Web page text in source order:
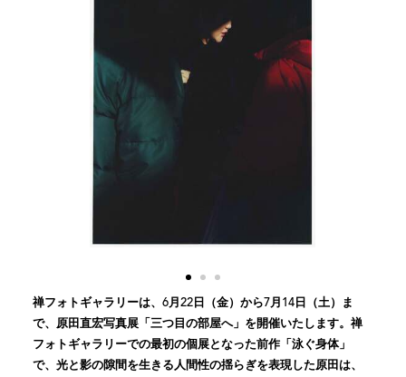
禅フォトギャラリーは、6月22日（金）から7月14日（土）ま
で、原田直宏写真展「三つ目の部屋へ」を開催いたします。禅
フォトギャラリーでの最初の個展となった前作「泳ぐ身体」
で、光と影の隙間を生きる人間性の揺らぎを表現した原田は、